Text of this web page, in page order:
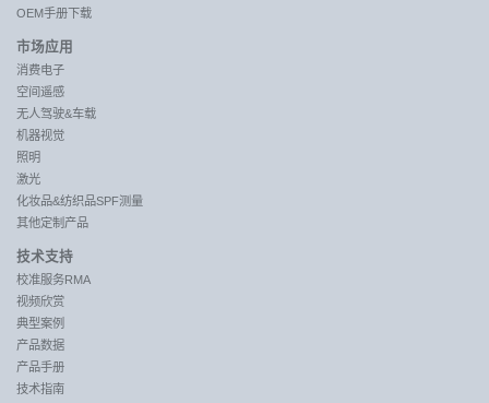
OEM手册下载
市场应用
消费电子
空间遥感
无人驾驶&车载
机器视觉
照明
激光
化妆品&纺织品SPF测量
其他定制产品
技术支持
校准服务RMA
视频欣赏
典型案例
产品数据
产品手册
技术指南